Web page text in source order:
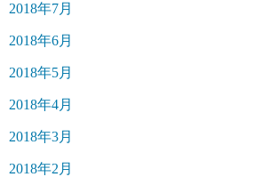
2018年7月
2018年6月
2018年5月
2018年4月
2018年3月
2018年2月